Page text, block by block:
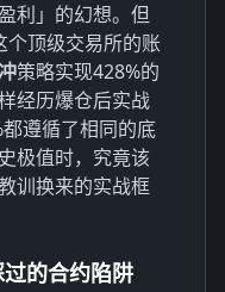
利」的幻想。但
顶级交易所的账
策略实现428%的
经历爆仓后实战
遵循了相同的底
极值时，究竟该
训换来的实战框
的合约陷阱